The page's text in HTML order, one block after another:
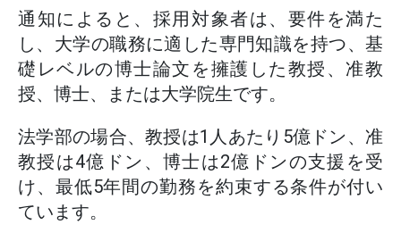
通知によると、採用対象者は、要件を満た
し、大学の職務に適した専門知識を持つ、基
礎レベルの博士論文を擁護した教授、准教
授、博士、または大学院生です。
法学部の場合、教授は1人あたり5億ドン、准
教授は4億ドン、博士は2億ドンの支援を受
け、最低5年間の勤務を約束する条件が付い
ています。